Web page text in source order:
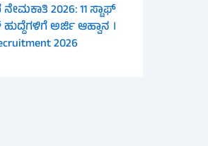
2026: 11 ಸ್ಟಾಫ್
ಅರ್ಜಿ ಆಹ್ವಾನ ।
2026